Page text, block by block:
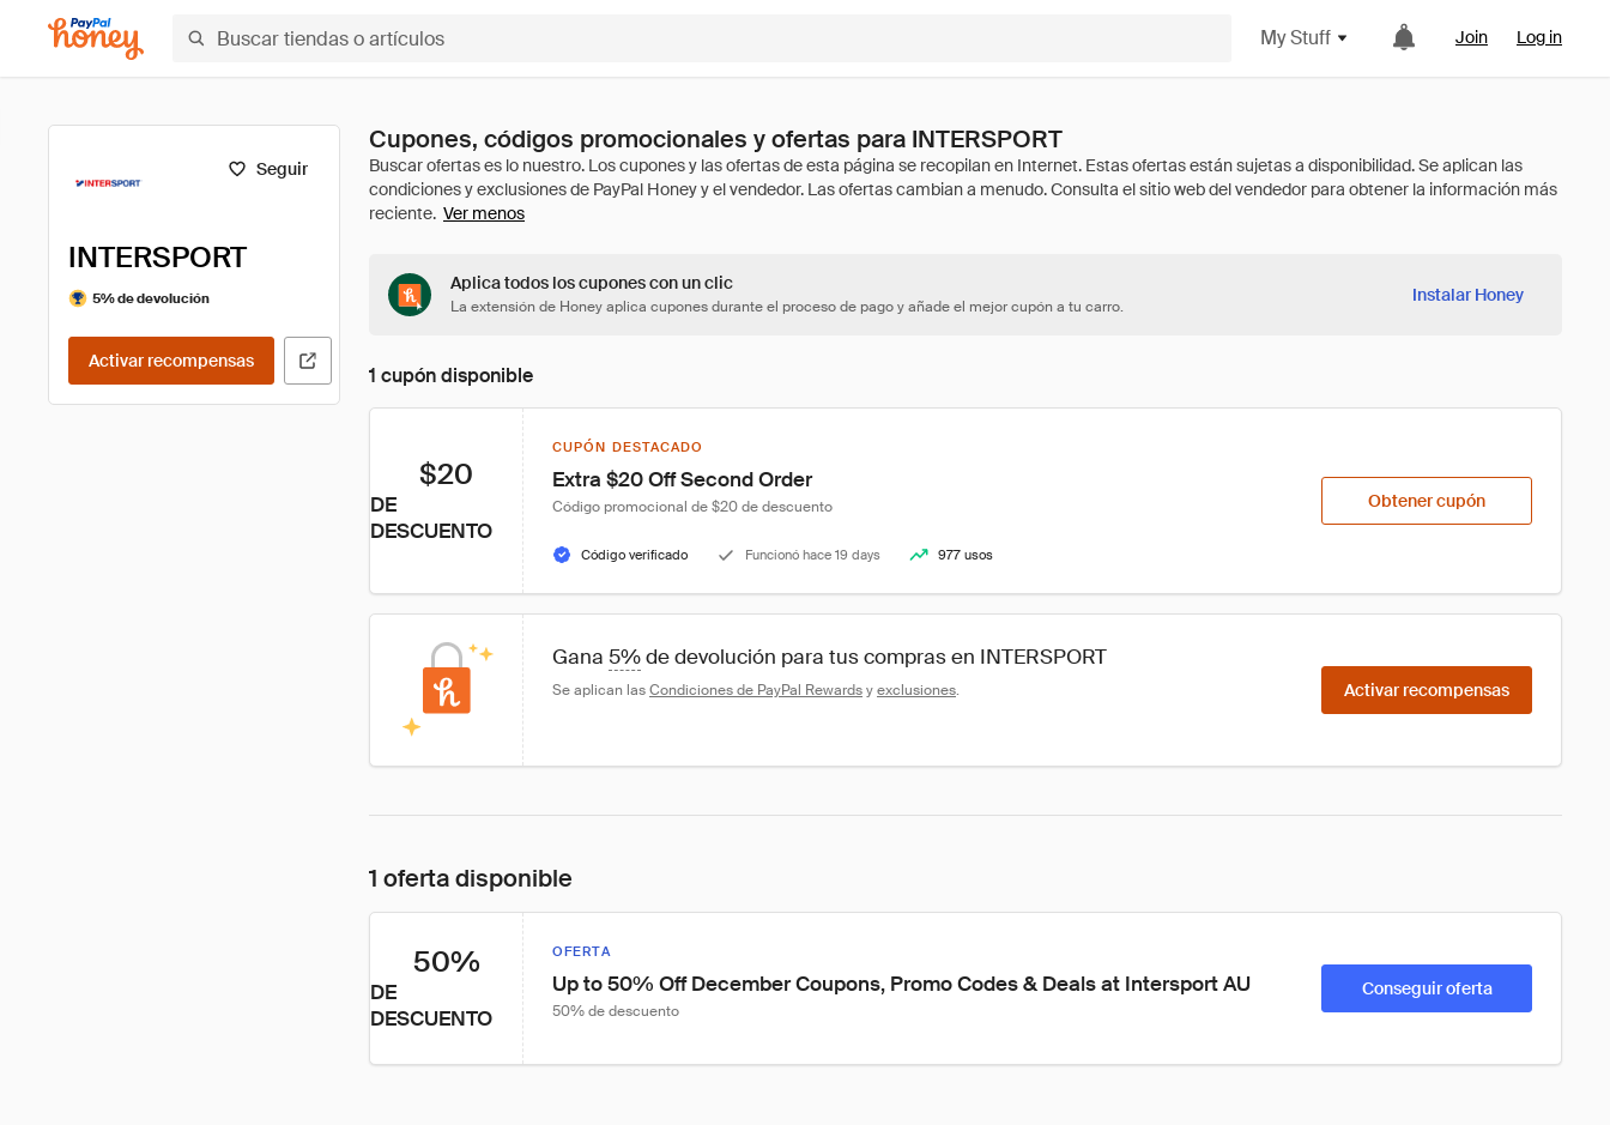
My Stuff Join Log in
Seguir
INTERSPORT
5% de devolución
Activar recompensas
Cupones, códigos promocionales y ofertas para INTERSPORT
Ver menos
Aplica todos los cupones con un clic
La extensión de Honey aplica cupones durante el proceso de pago y añade el mejor cupón a tu carro.
Instalar Honey
1 cupón disponible
$20
DE
DESCUENTO
CUPÓN DESTACADO
Extra $20 Off Second Order
Código promocional de $20 de descuento
Código verificado Funcionó hace 19 days 977 usos
Obtener cupón
Gana 5% de devolución para tus compras en INTERSPORT
Se aplican las Condiciones de PayPal Rewards y exclusiones. Activar recompensas
1 oferta disponible
50%
DE
DESCUENTO
OFERTA
Up to 50% Off December Coupons, Promo Codes & Deals at Intersport AU
50% de descuento
Conseguir oferta